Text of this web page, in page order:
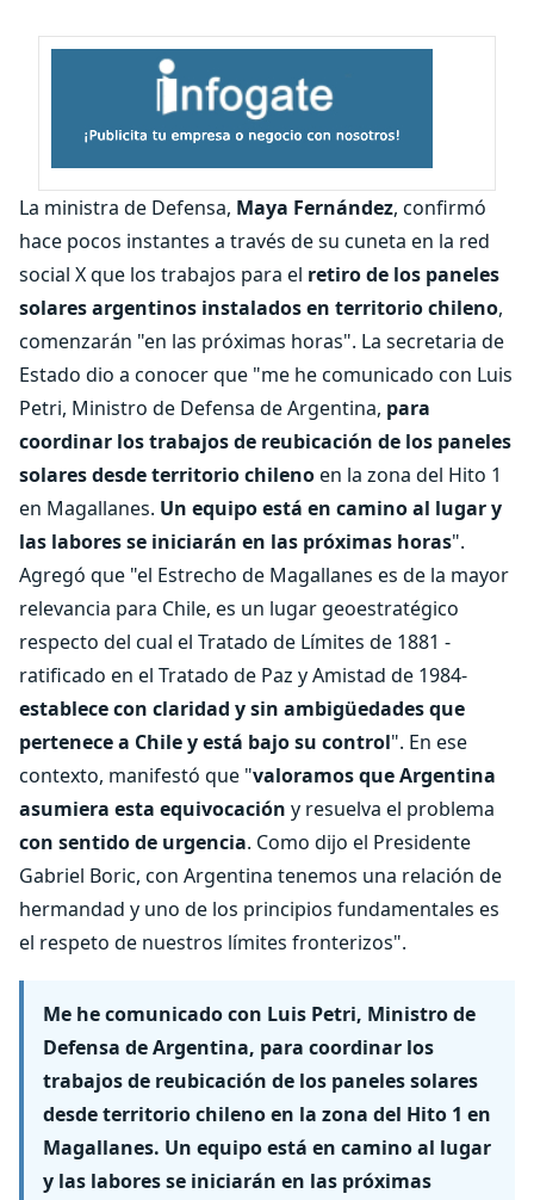
La ministra de Defensa, Maya Fernández, confirmó
hace pocos instantes a través de su cuneta en la red
social X que los trabajos para el retiro de los paneles
solares argentinos instalados en territorio chileno,
comenzarán "en las próximas horas". La secretaria de
Estado dio a conocer que "me he comunicado con Luis
Petri, Ministro de Defensa de Argentina, para
coordinar los trabajos de reubicación de los paneles
solares desde territorio chilenoen la zona del Hito 1
en Magallanes. Un equipo está en camino al lugar y
las labores se iniciarán en las próximas horas".
Agregó que "el Estrecho de Magallanes es de la mayor
relevancia para Chile, es un lugar geoestratégico
respecto del cual el Tratado de Límites de 1881 -
ratificado en el Tratado de Paz y Amistad de 1984-
establece con claridad y sin ambigüedades que
pertenece a Chile y está bajo su control". En ese
contexto, manifestó que "valoramos que Argentina
asumiera esta equivocación y resuelva el problema
con sentido de urgencia. Como dijo el Presidente
Gabriel Boric, con Argentina tenemos una relación de
hermandad y uno de los principios fundamentales es
el respeto de nuestros límites fronterizos".
Me he comunicado con Luis Petri, Ministro de
Defensa de Argentina, para coordinar los
trabajos de reubicación de los paneles solares
desde territorio chileno en la zona del Hito 1 en
Magallanes. Un equipo está en camino al lugar
y las labores se iniciarán en las próximas